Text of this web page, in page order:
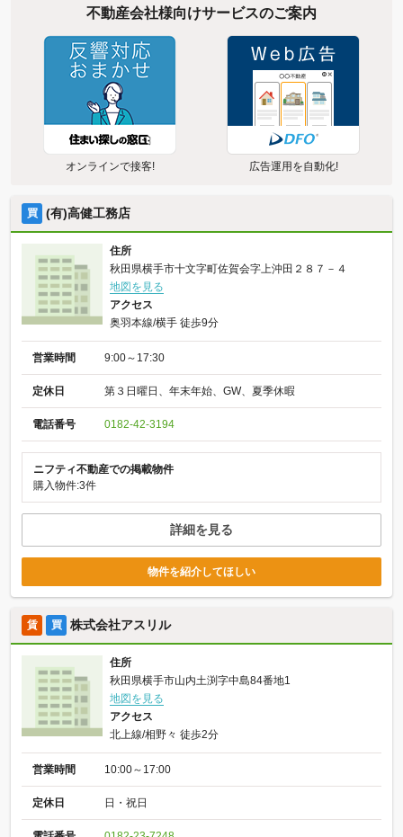
不動産会社様向けサービスのご案内
オンラインで接客! 広告運用を自動化!
買 (有)高健工務店
住所
秋田県横手市十文字町佐賀会字上沖田２８７－４
地図を見る
アクセス
奥羽本線/横手 徒歩9分
営業時間 9:00～17:30
定休日 第３日曜日、年末年始、GW、夏季休暇
電話番号 0182-42-3194
ニフティ不動産での掲載物件
購入物件:3件
詳細を見る
物件を紹介してほしい
賃 買 株式会社アスリル
住所
秋田県横手市山内土渕字中島84番地1
地図を見る
アクセス
北上線/相野々 徒歩2分
営業時間 10:00～17:00
定休日 日・祝日